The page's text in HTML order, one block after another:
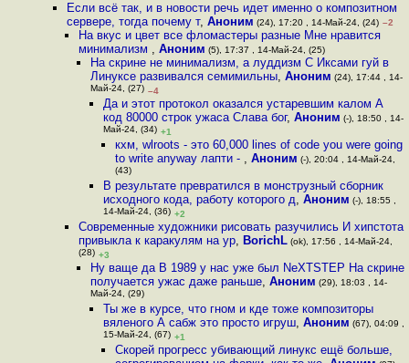
Если всё так, и в новости речь идет именно о композитном
сервере, тогда почему т, Аноним (24), 17:20 , 14-Май-24, (24) –2
На вкус и цвет все фломастеры разные Мне нравится
минимализм , Аноним (5), 17:37 , 14-Май-24, (25)
На скрине не минимализм, а луддизм С Иксами гуй в
Линуксе развивался семимильны,Аноним (24), 17:44 , 14-
Май-24, (27) –4
Да и этот протокол оказался устаревшим калом А
код 80000 строк ужаса Слава бог, Аноним (-), 18:50 , 14-
Май-24, (34) +1
кхм, wlroots - это 60,000 lines of code you were going
to write anyway лапти - , Аноним (-), 20:04 , 14-Май-24,
(43)
В результате превратился в монструзный сборник
исходного кода, работу которого д, Аноним (-), 18:55 ,
14-Май-24, (36) +2
Современные художники рисовать разучились И хипстота
привыкла к каракулям на ур, BorichL(ok), 17:56 , 14-Май-24,
(28) +3
Ну ваще да В 1989 у нас уже был NeXTSTEP На скрине
получается ужас даже раньше,Аноним (29), 18:03 , 14-
Май-24, (29)
Ты же в курсе, что гном и кде тоже композиторы
вяленого А сабж это просто игруш, Аноним (67), 04:09 ,
15-Май-24, (67) +1
Скорей прогресс убивающий линукс ещё больше,